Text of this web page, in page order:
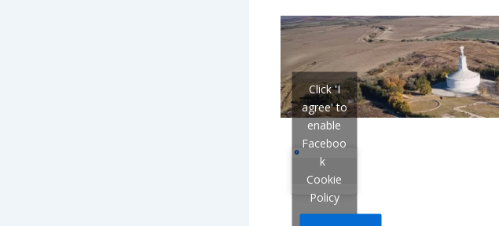
Click 'I
agree' to
enable
Faceboo
k
Cookie
Policy